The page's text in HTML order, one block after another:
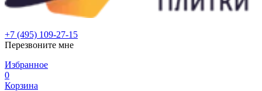
+7 (495) 109-27-15
Перезвоните мне
Избранное
0
Корзина